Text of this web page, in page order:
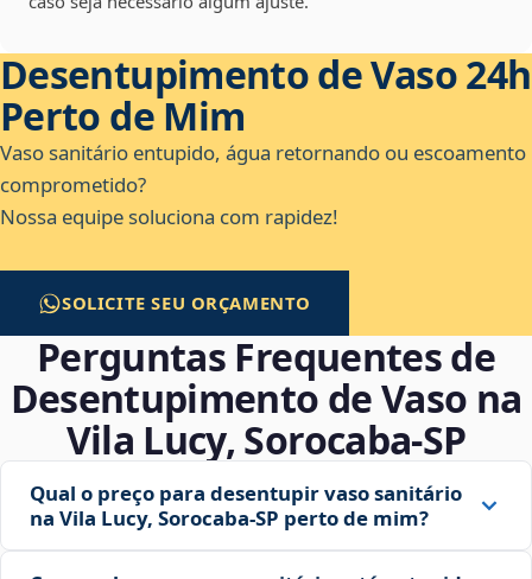
Desentupimento de Vaso 24h
Perto de Mim
Vaso sanitário entupido, água retornando ou escoamento
comprometido?
Nossa equipe soluciona com rapidez!
SOLICITE SEU ORÇAMENTO
Perguntas Frequentes de
Desentupimento de Vaso na
Vila Lucy, Sorocaba‑SP
Qual o preço para desentupir vaso sanitário
na Vila Lucy, Sorocaba‑SP perto de mim?